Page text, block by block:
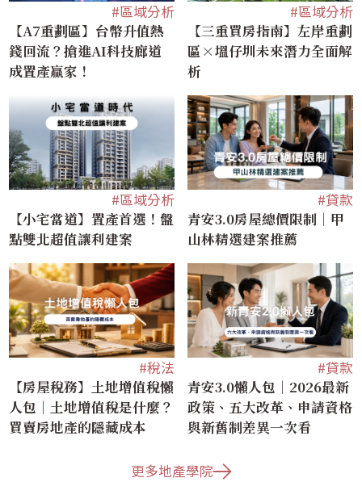
#區域分析
【A7重劃區】台幣升值熱
錢回流？搶進AI科技廊道
成置產贏家！
#區域分析
【三重買房指南】左岸重劃
區×塭仔圳未來潛力全面解
析
#區域分析
【小宅當道】置產首選！盤
點雙北超值讓利建案
#貸款
青安3.0房屋總價限制｜甲
山林精選建案推薦
#稅法
【房屋稅務】土地增值稅懶
人包｜土地增值稅是什麼？
買賣房地產的隱藏成本
#貸款
青安3.0懶人包｜2026最新
政策、五大改革、申請資格
與新舊制差異一次看
更多地產學院